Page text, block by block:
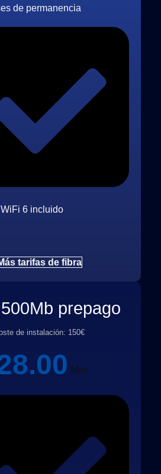
de permanencia
6 incluido
tarifas de fibra
prepago
de instalación: 150€
Mes